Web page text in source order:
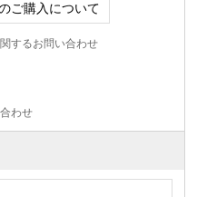
ご購入について
するお問い合わせ
わせ